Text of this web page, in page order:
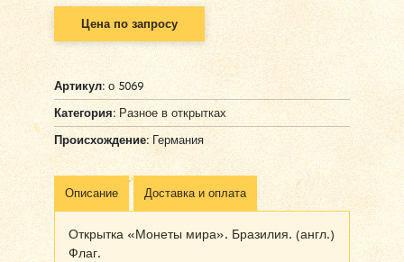
Цена по запросу
Артикул:о 5069
Категория: Разное в открытках
Происхождение:Германия
Описание Доставка и оплата
Открытка «Монеты мира». Бразилия. (англ.)
Флаг.